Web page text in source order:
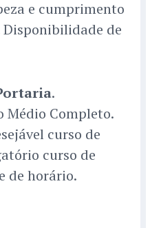
e cumprimento
Disponibilidade de
.
Médio Completo.
curso de
curso de
de horário.